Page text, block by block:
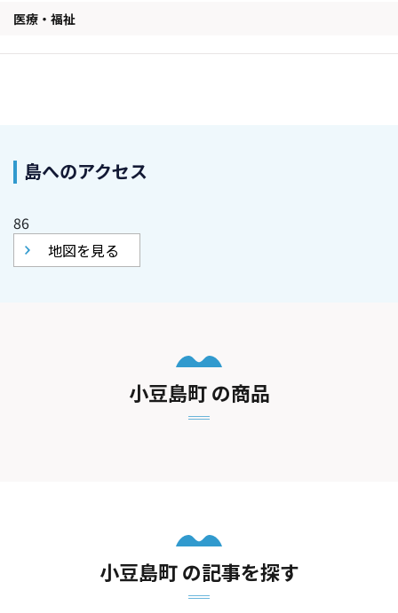
医療・福祉
島へのアクセス
86
地図を見る
小豆島町 の商品
小豆島町 の記事を探す